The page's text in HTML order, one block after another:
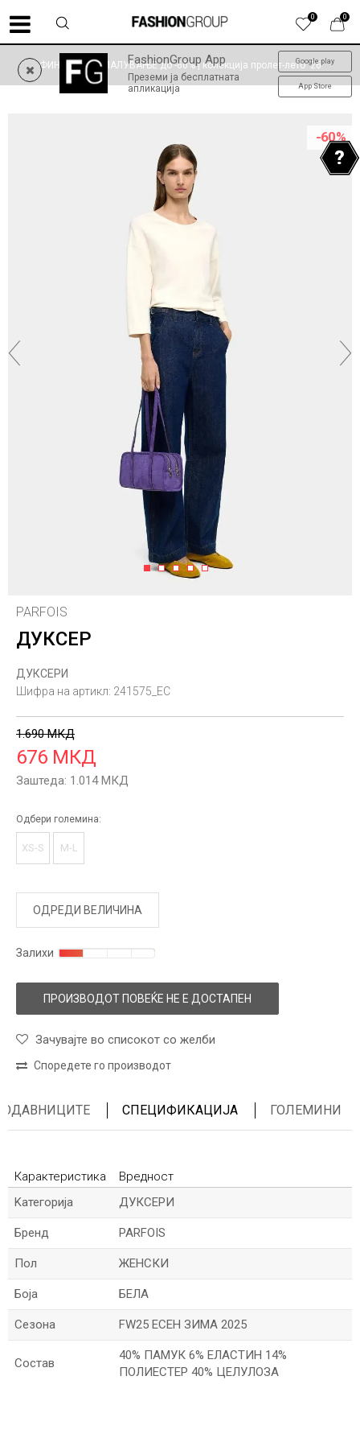
0
0
FashionGroup App
Преземи ја бесплатната
апликација
Google play
App Store
ФИНАЛНО НАМАЛУВАЊЕ до -60% | колекција пролет-лето '26
1 2 3 4 5
-60%
PARFOIS
ДУКСЕР
ДУКСЕРИ
Шифра на артикл: 241575_EC
1.690 МКД
676 МКД
Заштеда: 1.014 МКД
Одбери големина:
XS-S M-L
ОДРЕДИ ВЕЛИЧИНА
Залихи
ПРОИЗВОДОТ ПОВЕЌЕ НЕ Е ДОСТАПЕН
Зачувајте во списокот со желби
Споредете го производот
СПЕЦИФИКАЦИЈА ГОЛЕМИНИ
Карактеристика
Вредност
Kатегорија
ДУКСЕРИ
Бренд PARFOIS
Пол ЖЕНСКИ
Боја БЕЛА
Сезона FW25 ЕСЕН ЗИМА 2025
Состав
40% ПАМУК 6% ЕЛАСТИН 14%
ПОЛИЕСТЕР 40% ЦЕЛУЛОЗА